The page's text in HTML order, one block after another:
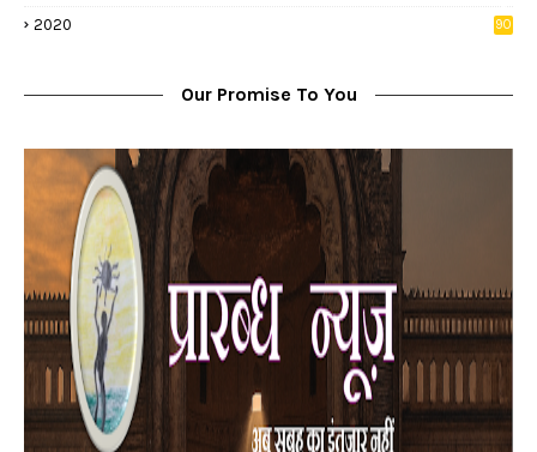
2020
90
Our Promise To You